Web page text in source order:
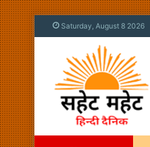
Saturday, August 8 2026